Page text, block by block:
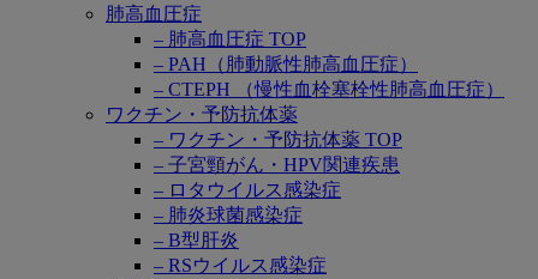
肺高血圧症
– 肺高血圧症 TOP
– PAH（肺動脈性肺高血圧症）
– CTEPH （慢性血栓塞栓性肺高血圧症）
ワクチン・予防抗体薬
– ワクチン・予防抗体薬 TOP
– 子宮頸がん・HPV関連疾患
– ロタウイルス感染症
– 肺炎球菌感染症
– B型肝炎
– RSウイルス感染症